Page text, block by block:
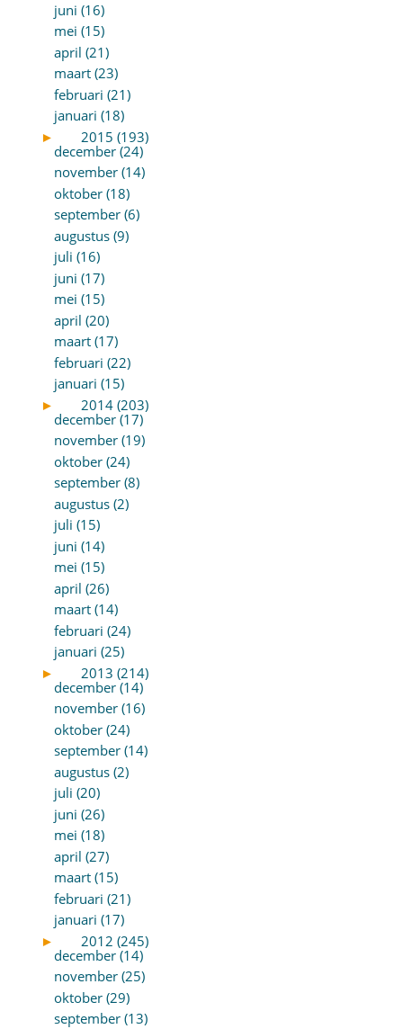
juni (16)
mei (15)
april (21)
maart (23)
februari (21)
januari (18)
►
2015 (193)
december (24)
november (14)
oktober (18)
september (6)
augustus (9)
juli (16)
juni (17)
mei (15)
april (20)
maart (17)
februari (22)
januari (15)
►
2014 (203)
december (17)
november (19)
oktober (24)
september (8)
augustus (2)
juli (15)
juni (14)
mei (15)
april (26)
maart (14)
februari (24)
januari (25)
►
2013 (214)
december (14)
november (16)
oktober (24)
september (14)
augustus (2)
juli (20)
juni (26)
mei (18)
april (27)
maart (15)
februari (21)
januari (17)
►
2012 (245)
december (14)
november (25)
oktober (29)
september (13)